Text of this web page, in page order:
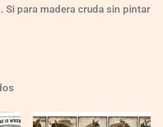
Si para madera cruda sin pintar